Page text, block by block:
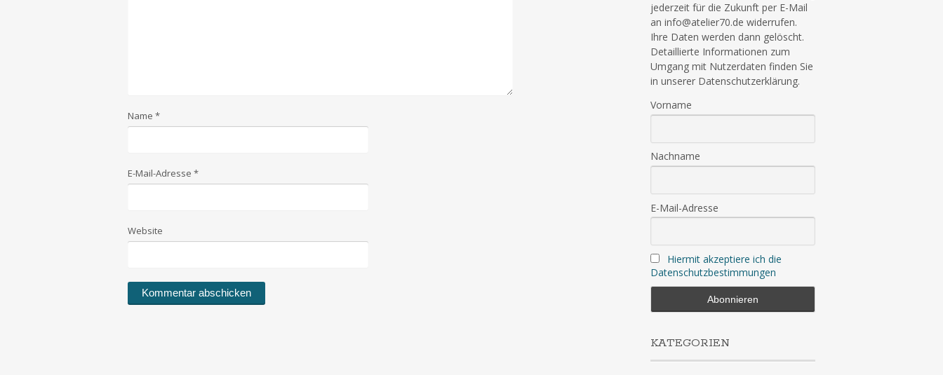
Name *
E-Mail-Adresse *
Website
jederzeit für die Zukunft per E-Mail
an info@atelier70.de widerrufen.
Ihre Daten werden dann gelöscht.
Detaillierte Informationen zum
Umgang mit Nutzerdaten finden Sie
in unserer Datenschutzerklärung.
Vorname
Nachname
E-Mail-Adresse
Hiermit akzeptiere ich die
Datenschutzbestimmungen
KATEGORIEN